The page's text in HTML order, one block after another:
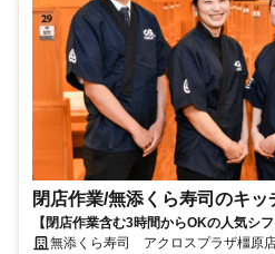
閉店作業​/無添くら寿司の​キッ
【閉店作業含む3時間からOKの人気シフト!! 22時以降時給UPで
で稼げる】
無添くら寿司 アクロスプラザ橿原